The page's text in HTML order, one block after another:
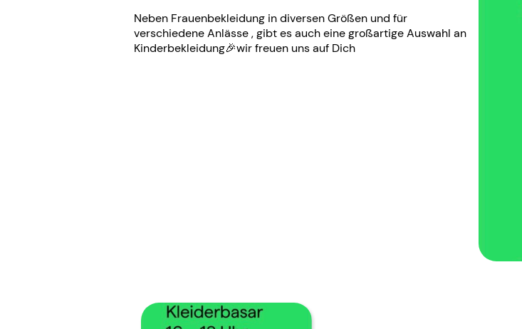
Neben Frauenbekleidung in diversen Größen und für
verschiedene Anlässe , gibt es auch eine großartige Auswahl an
Kinderbekleidung🎉wir freuen uns auf Dich